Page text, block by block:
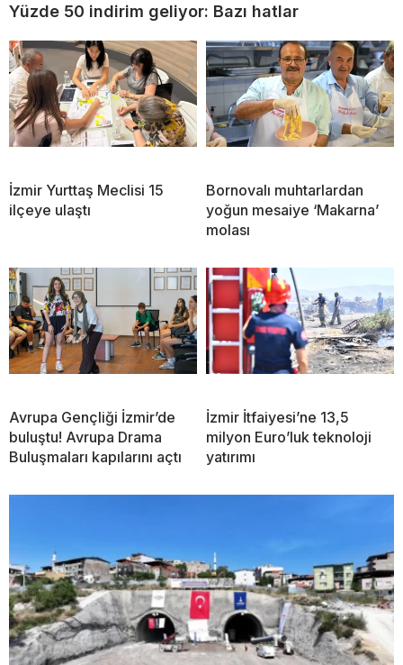
Yüzde 50 indirim geliyor: Bazı hatlar
İzmir Yurttaş Meclisi 15
ilçeye ulaştı
Bornovalı muhtarlardan
yoğun mesaiye ‘Makarna’
molası
Avrupa Gençliği İzmir’de
buluştu! Avrupa Drama
Buluşmaları kapılarını açtı
İzmir İtfaiyesi’ne 13,5
milyon Euro’luk teknoloji
yatırımı